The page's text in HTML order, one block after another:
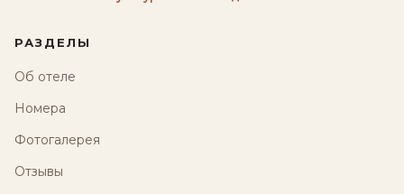
РАЗДЕЛЫ
Об отеле
Номера
Фотогалерея
Отзывы